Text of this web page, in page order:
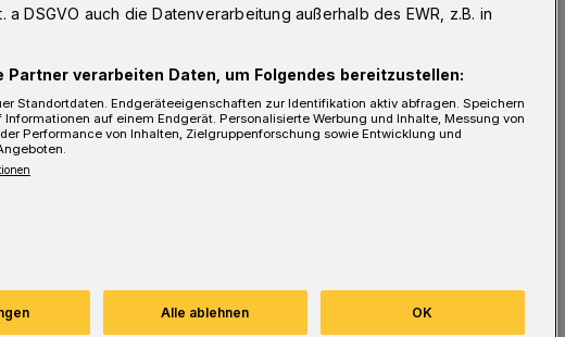
zwischen der Anschlussstelle
Rastanlage Sternenberg nur ein
a DSGVO auch die Datenverarbeitung außerhalb des EWR, z.B. in
Partner verarbeiten Daten, um Folgendes bereitzustellen:
Standortdaten. Endgeräteeigenschaften zur Identifikation aktiv abfragen. Speichern
auf einem Endgerät. Personalisierte Werbung und Inhalte, Messung von
Performance von Inhalten, Zielgruppenforschung sowie Entwicklung und
Alle ablehnen OK